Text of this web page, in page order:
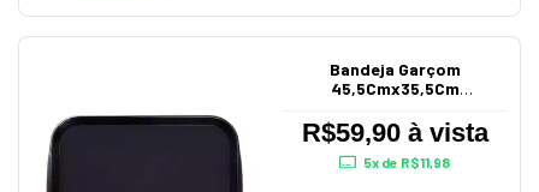
Bandeja Garçom
45,5Cmx35,5Cm
R$59,90 à vista
5x de R$11,98